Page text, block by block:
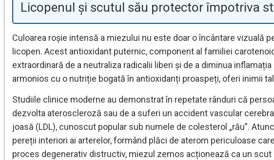
Licopenul și scutul său protector împotriva
Culoarea roșie intensă a miezului nu este doar o încântare vizuală
licopen. Acest antioxidant puternic, component al familiei
extraordinară de a neutraliza radicalii liberi și de a diminua
armonios cu o nutriție bogată în antioxidanți proaspeți, oferi inimii
Studiile clinice moderne au demonstrat în repetate rânduri că
dezvolta ateroscleroză sau de a suferi un accident vascular
joasă (LDL), cunoscut popular sub numele de colesterol „rău”.
pereții interiori ai arterelor, formând plăci de aterom periculoase
proces degenerativ distructiv, miezul zemos acționează ca un